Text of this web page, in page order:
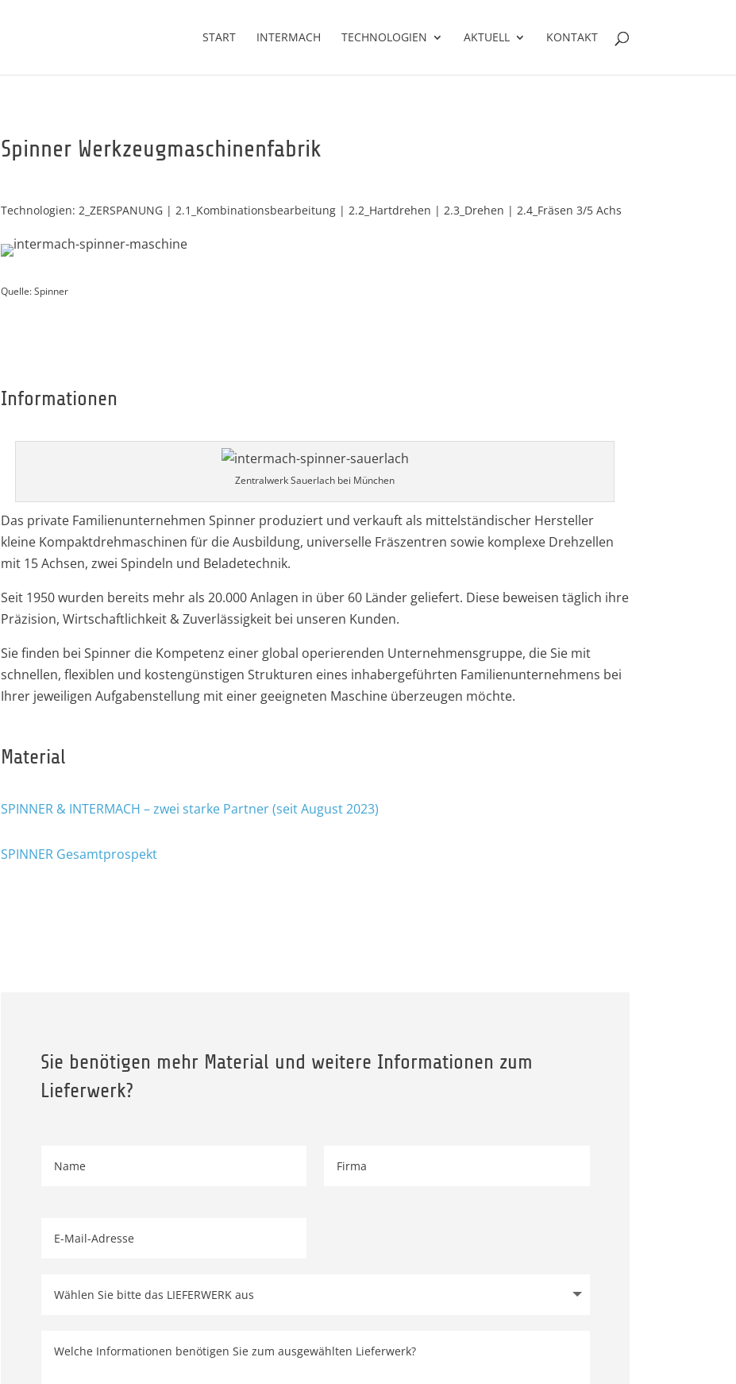
START INTERMACH TECHNOLOGIEN AKTUELL KONTAKT
Spinner Werkzeugmaschinenfabrik
Technologien: 2_ZERSPANUNG | 2.1_Kombinationsbearbeitung | 2.2_Hartdrehen | 2.3_Drehen | 2.4_Fräsen 3/5 Achs
Quelle: Spinner
Informationen
Zentralwerk Sauerlach bei München
Das private Familienunternehmen Spinner produziert und verkauft als mittelständischer Hersteller
kleine Kompaktdrehmaschinen für die Ausbildung, universelle Fräszentren sowie komplexe Drehzellen
mit 15 Achsen, zwei Spindeln und Beladetechnik.
Seit 1950 wurden bereits mehr als 20.000 Anlagen in über 60 Länder geliefert. Diese beweisen täglich ihre
Präzision, Wirtschaftlichkeit & Zuverlässigkeit bei unseren Kunden.
Sie finden bei Spinner die Kompetenz einer global operierenden Unternehmensgruppe, die Sie mit
schnellen, flexiblen und kostengünstigen Strukturen eines inhabergeführten Familienunternehmens bei
Ihrer jeweiligen Aufgabenstellung mit einer geeigneten Maschine überzeugen möchte.
Material
SPINNER & INTERMACH – zwei starke Partner (seit August 2023)
SPINNER Gesamtprospekt
Sie benötigen mehr Material und weitere Informationen zum
Lieferwerk?